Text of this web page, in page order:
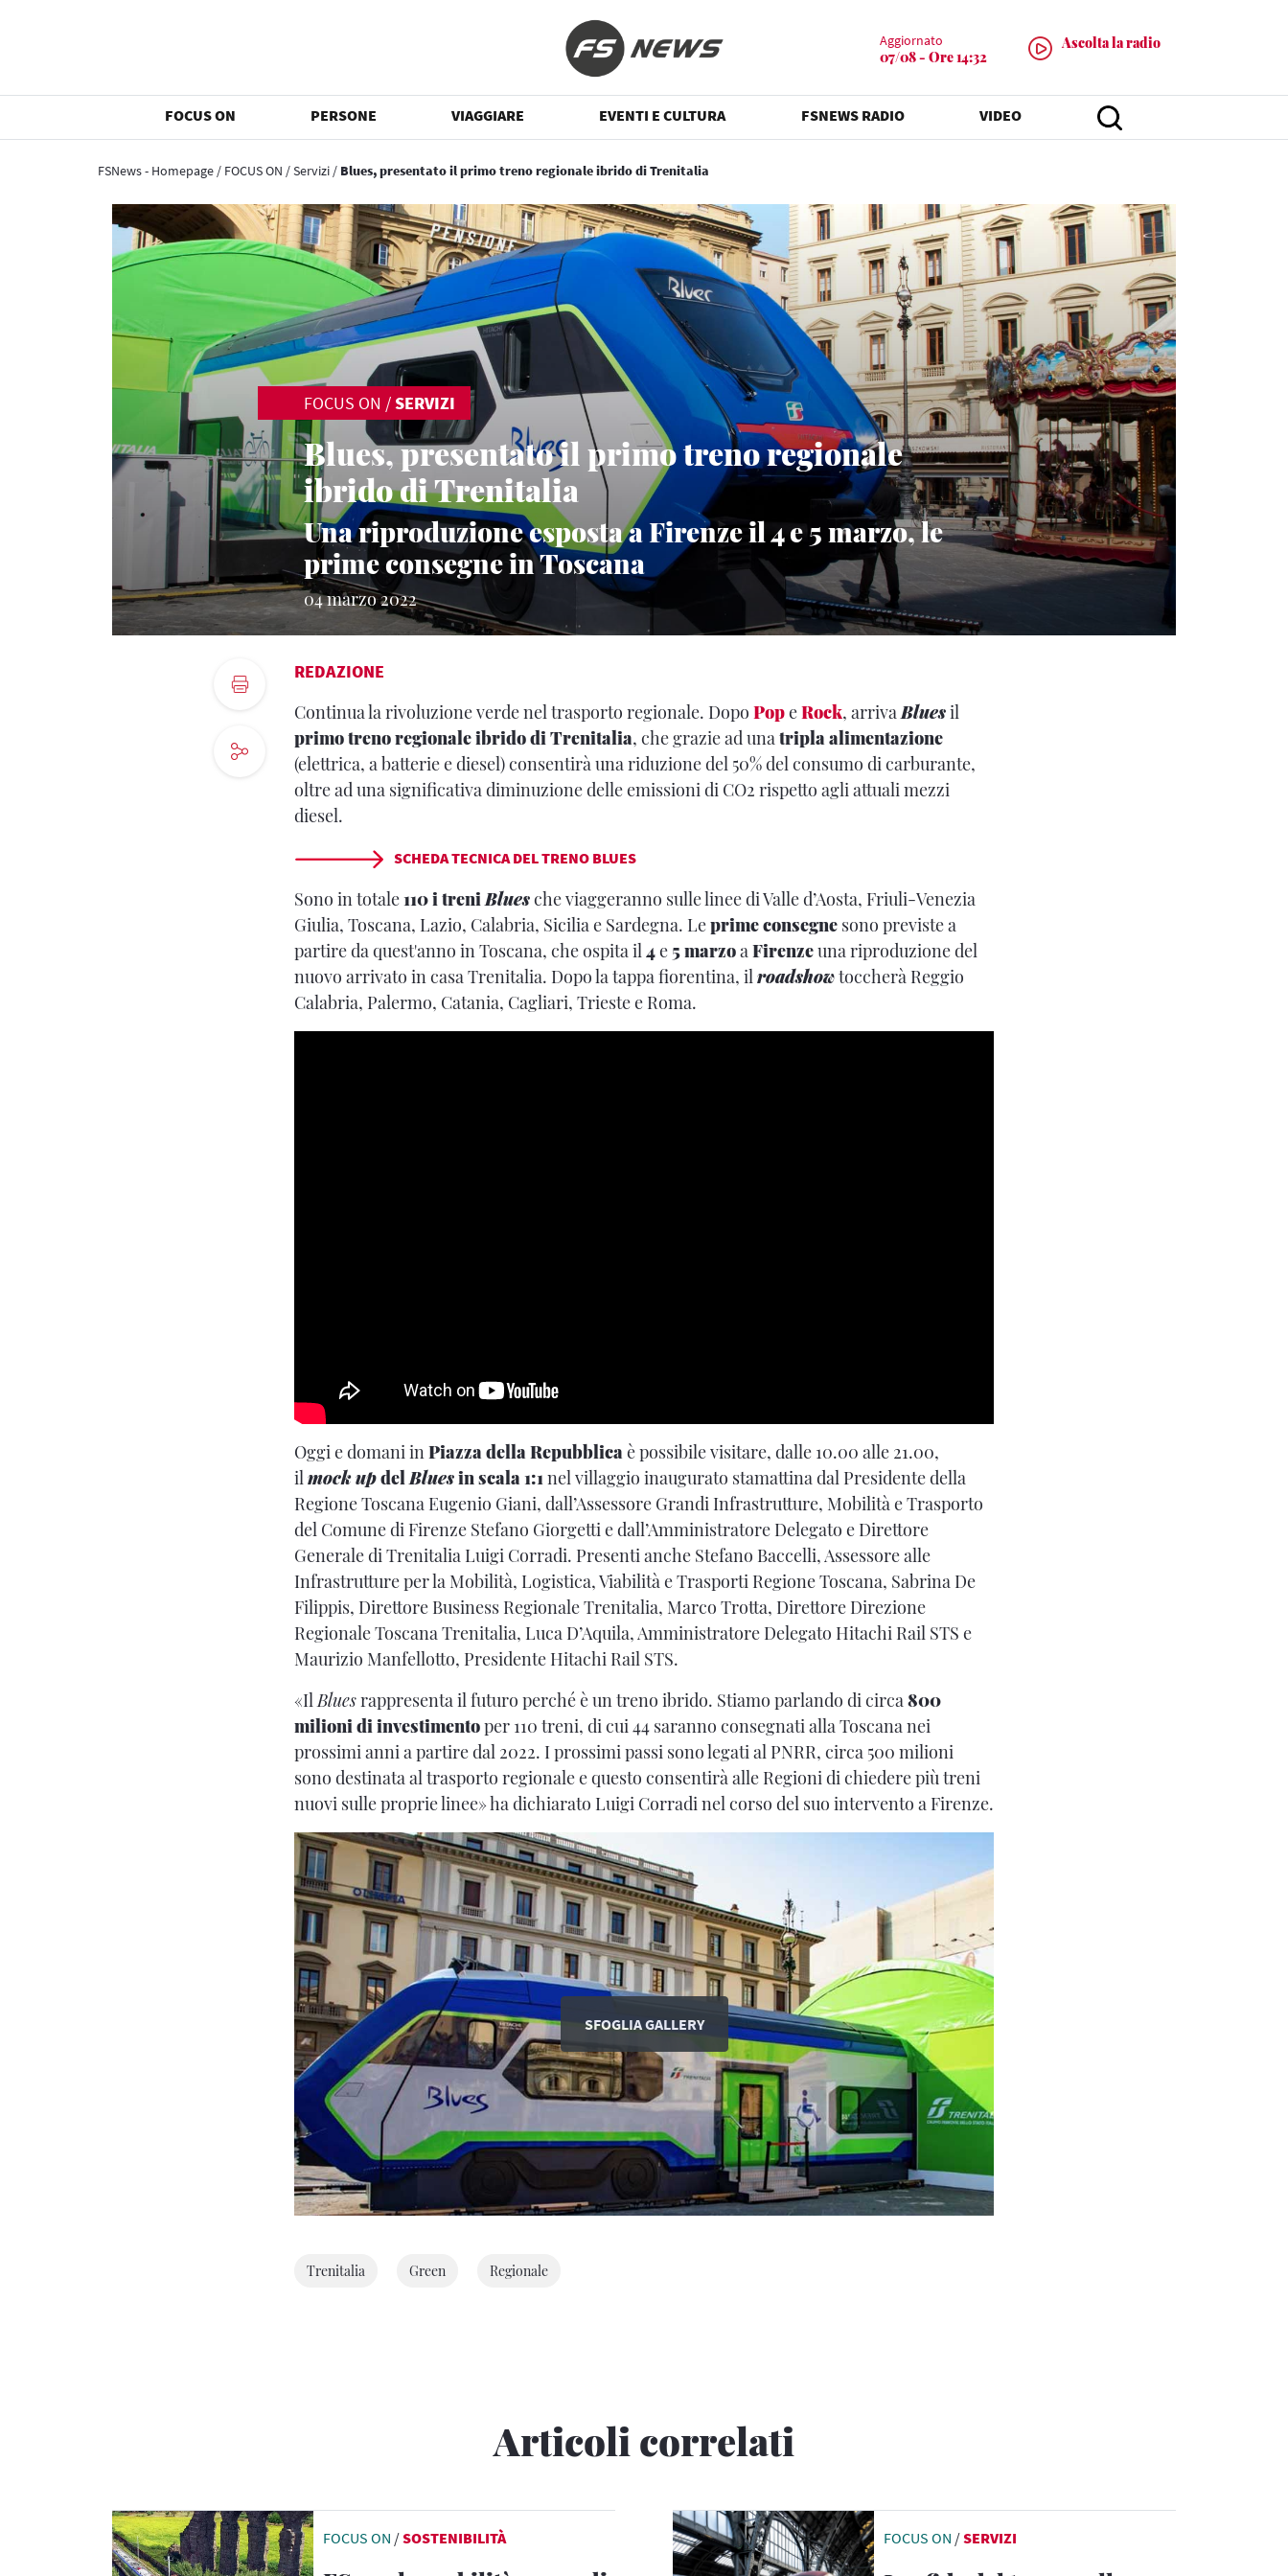
Aggiornato
07/08 - Ore 14:32
Ascolta la radio
FOCUS ON PERSONE VIAGGIARE EVENTI E CULTURA FSNEWS RADIO VIDEO
FSNews - Homepage / FOCUS ON /Servizi / Blues, presentato il primo treno regionale ibrido di Trenitalia
FOCUS ON /SERVIZI
Blues, presentato il primo treno regionale
ibrido di Trenitalia
Una riproduzione esposta a Firenze il 4 e 5 marzo, le
prime consegne in Toscana
04 marzo 2022
REDAZIONE
Continua la rivoluzione verde nel trasporto regionale. Dopo PopeRock, arrivaBluesil
primo treno regionale ibrido di Trenitalia, che grazie ad unatripla alimentazione
(elettrica, a batterie e diesel) consentirà una riduzione del 50% del consumo di carburante,
oltre ad una significativa diminuzione delle emissioni di CO2 rispetto agli attuali mezzi
diesel.
SCHEDA TECNICA DEL TRENO BLUES
Sono in totale110 i treni Bluesche viaggeranno sulle linee di Valle d’Aosta, Friuli-Venezia
Giulia, Toscana, Lazio, Calabria, Sicilia e Sardegna. Leprime consegne sono previste a
partire da quest'anno in Toscana, che ospita il 4e 5 marzoa Firenzeuna riproduzione del
nuovo arrivato in casa Trenitalia. Dopo la tappa fiorentina, il roadshowtoccherà Reggio
Calabria, Palermo, Catania, Cagliari, Trieste e Roma.
Oggi e domani inPiazza della Repubblicaè possibile visitare, dalle 10.00 alle 21.00,
ilmock updelBluesin scala 1:1nel villaggio inaugurato stamattina dal Presidente della
Regione Toscana Eugenio Giani, dall’Assessore Grandi Infrastrutture, Mobilità e Trasporto
del Comune di Firenze Stefano Giorgetti e dall’Amministratore Delegato e Direttore
Generale di Trenitalia Luigi Corradi. Presenti anche Stefano Baccelli, Assessore alle
Infrastrutture per la Mobilità, Logistica, Viabilità e Trasporti Regione Toscana, Sabrina De
Filippis, Direttore Business Regionale Trenitalia, Marco Trotta, Direttore Direzione
Regionale Toscana Trenitalia, Luca D’Aquila, Amministratore Delegato Hitachi Rail STS e
Maurizio Manfellotto, Presidente Hitachi Rail STS.
«IlBluesrappresenta il futuro perché è un treno ibrido. Stiamo parlando di circa800
milioni di investimentoper 110 treni, di cui 44 saranno consegnati alla Toscana nei
prossimi anni a partire dal 2022. I prossimi passi sono legati al PNRR, circa 500 milioni
sono destinata al trasporto regionale e questo consentirà alle Regioni di chiedere più treni
nuovi sulle proprie linee» ha dichiarato Luigi Corradi nel corso del suo intervento a Firenze.
SFOGLIA GALLERY
Trenitalia Green Regionale
Articoli correlati
FOCUS ON /SOSTENIBILITÀ FOCUS ON /SERVIZI